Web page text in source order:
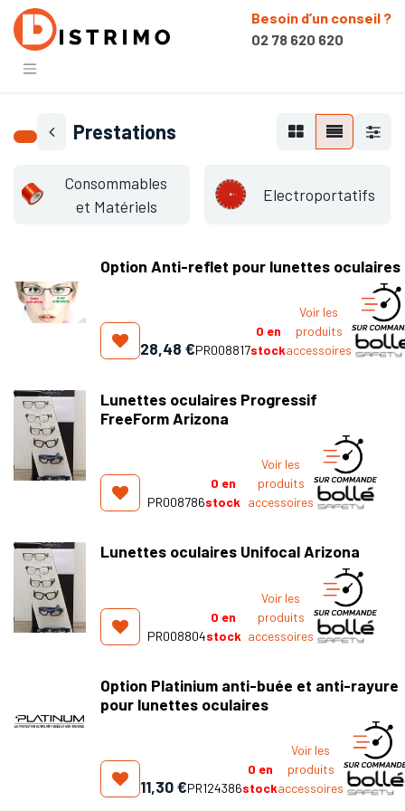
Besoin d’un conseil ?
02 78 620 620
Prestations
Consommables
et Matériels
Electroportatifs
Option Anti-reflet pour lunettes oculaires
28,48 €PR008817
0 en
stock
Voir les
produits
accessoires
Lunettes oculaires Progressif
FreeForm Arizona
PR008786
0 en
stock
Voir les
produits
accessoires
Lunettes oculaires Unifocal Arizona
PR008804
0 en
stock
Voir les
produits
accessoires
Option Platinium anti-buée et anti-rayure
pour lunettes oculaires
11,30€PR124386
0 en
stock
Voir les
produits
accessoires